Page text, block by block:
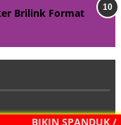
Brilink Format
BIKIN SPANDUK /